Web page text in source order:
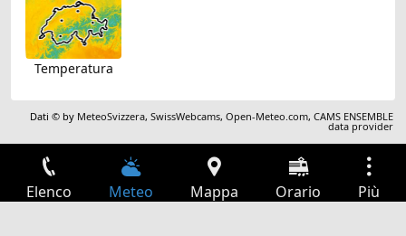
Temperatura
Dati © by MeteoSvizzera,SwissWebcams,Open-Meteo.com,CAMS ENSEMBLE
data provider
Elenco Meteo Mappa Orario Più